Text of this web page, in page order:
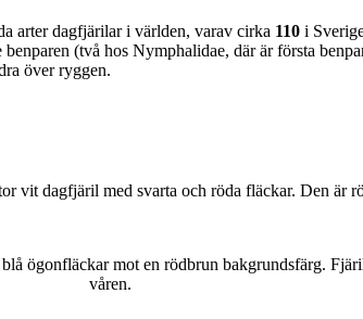
arter dagfjärilar i världen, varav cirka 110 i
(två hos Nymphalidae, där är första
över ryggen.
vit dagfjäril med svarta och röda fläckar. Den är
ögonfläckar mot en rödbrun bakgrundsfärg.
våren.